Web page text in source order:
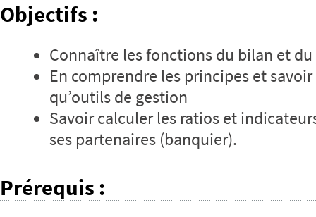
Objectifs :
Connaître les fonctions du bilan et
En comprendre les principes et
qu’outils de gestion
Savoir calculer les ratios et
ses partenaires (banquier).
Prérequis :